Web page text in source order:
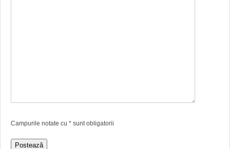
Campurile notate cu * sunt obligatorii